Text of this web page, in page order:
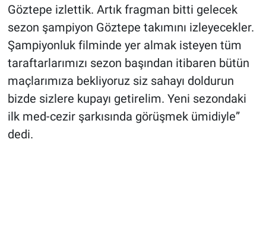
Göztepe izlettik. Artık fragman bitti gelecek
sezon şampiyon Göztepe takımını izleyecekler.
Şampiyonluk filminde yer almak isteyen tüm
taraftarlarımızı sezon başından itibaren bütün
maçlarımıza bekliyoruz siz sahayı doldurun
bizde sizlere kupayı getirelim. Yeni sezondaki
ilk med-cezir şarkısında görüşmek ümidiyle”
dedi.